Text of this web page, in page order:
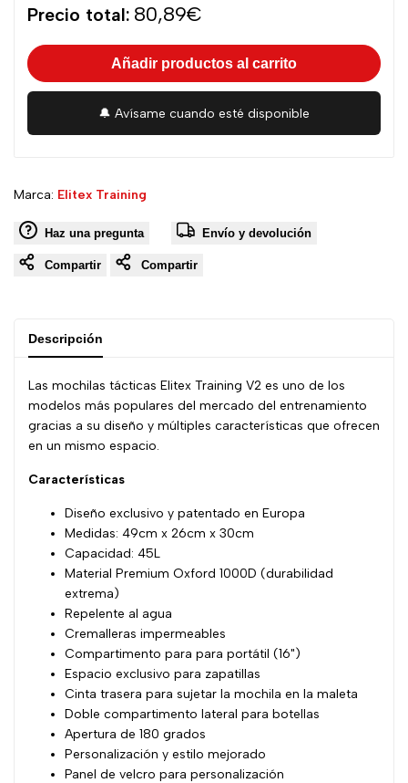
Precio total: Precio
total
de
venta
80,89€
Añadir productos al carrito
🔔 Avísame cuando esté disponible
Marca: Proveedor:
Elitex Training
Haz una pregunta Envío y devolución
Compartir Compartir
Descripción
Las mochilas tácticas Elitex Training V2 es uno de los
modelos más populares del mercado del entrenamiento
gracias a su diseño y múltiples características que ofrecen
en un mismo espacio.
Características
Diseño exclusivo y patentado en Europa
Medidas: 49cm x 26cm x 30cm
Capacidad: 45L
Material Premium Oxford 1000D (durabilidad
extrema)
Repelente al agua
Cremalleras impermeables
Compartimento para para portátil (16")
Espacio exclusivo para zapatillas
Cinta trasera para sujetar la mochila en la maleta
Doble compartimento lateral para botellas
Apertura de 180 grados
Personalización y estilo mejorado
Panel de velcro para personalización